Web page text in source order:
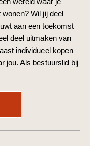
Wil jij deel
aan een toekomst
deel uitmaken van
individueel kopen
jou. Als bestuurslid bij